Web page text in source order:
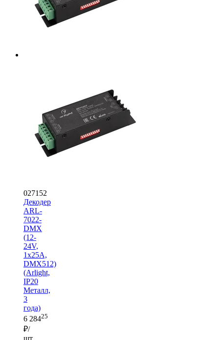
027152
Декодер
ARL-
7022-
DMX
(12-
24V,
1x25A,
DMX512)
(Arlight,
IP20
Металл,
3
года)
6 28425
₽/